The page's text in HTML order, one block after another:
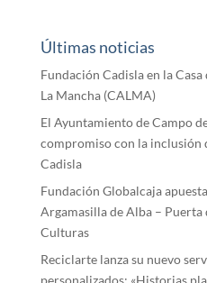
Últimas noticias
Fundación Cadisla en la
La Mancha (CALMA)
El Ayuntamiento de Campo
compromiso con la inclusión
Cadisla
Fundación Globalcaja
Argamasilla de Alba –
Culturas
Reciclarte lanza su nuevo